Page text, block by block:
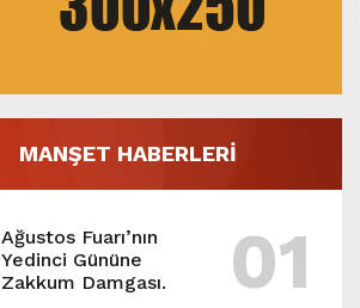
MANŞET HABERLERİ
Ağustos Fuarı’nın
Yedinci Gününe
Zakkum Damgası.
01